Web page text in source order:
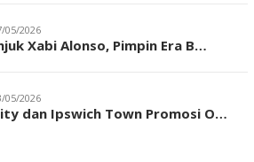
05/2026
Xabi Alonso, Pimpin Era B…
05/2026
dan Ipswich Town Promosi O…